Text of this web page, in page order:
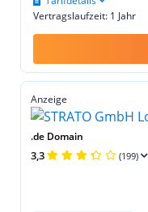
Vertragslaufzeit: 1 Jahr
Anzeige
.de Domain
3,3 (199)